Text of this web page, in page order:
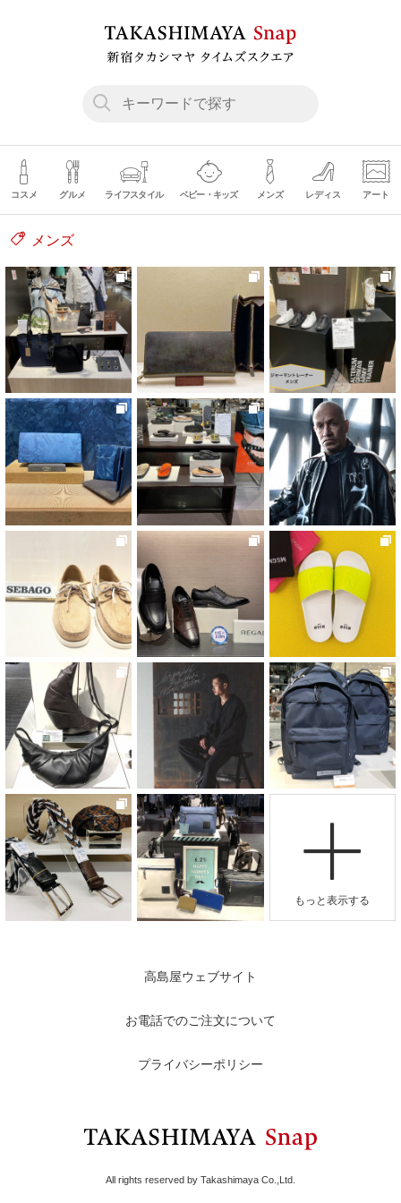
コスメ グルメ ライフスタイル ベビー・キッズ メンズ レディス アート
メンズ
高島屋ウェブサイト
お電話でのご注文について
プライバシーポリシー
All rights reserved by Takashimaya Co.,Ltd.